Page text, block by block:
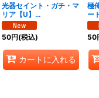
光器セイント・ガチ・マ
リア【U】
{26RP230/77}《光》
50円(税込)
カートに入れる
極
ー
50